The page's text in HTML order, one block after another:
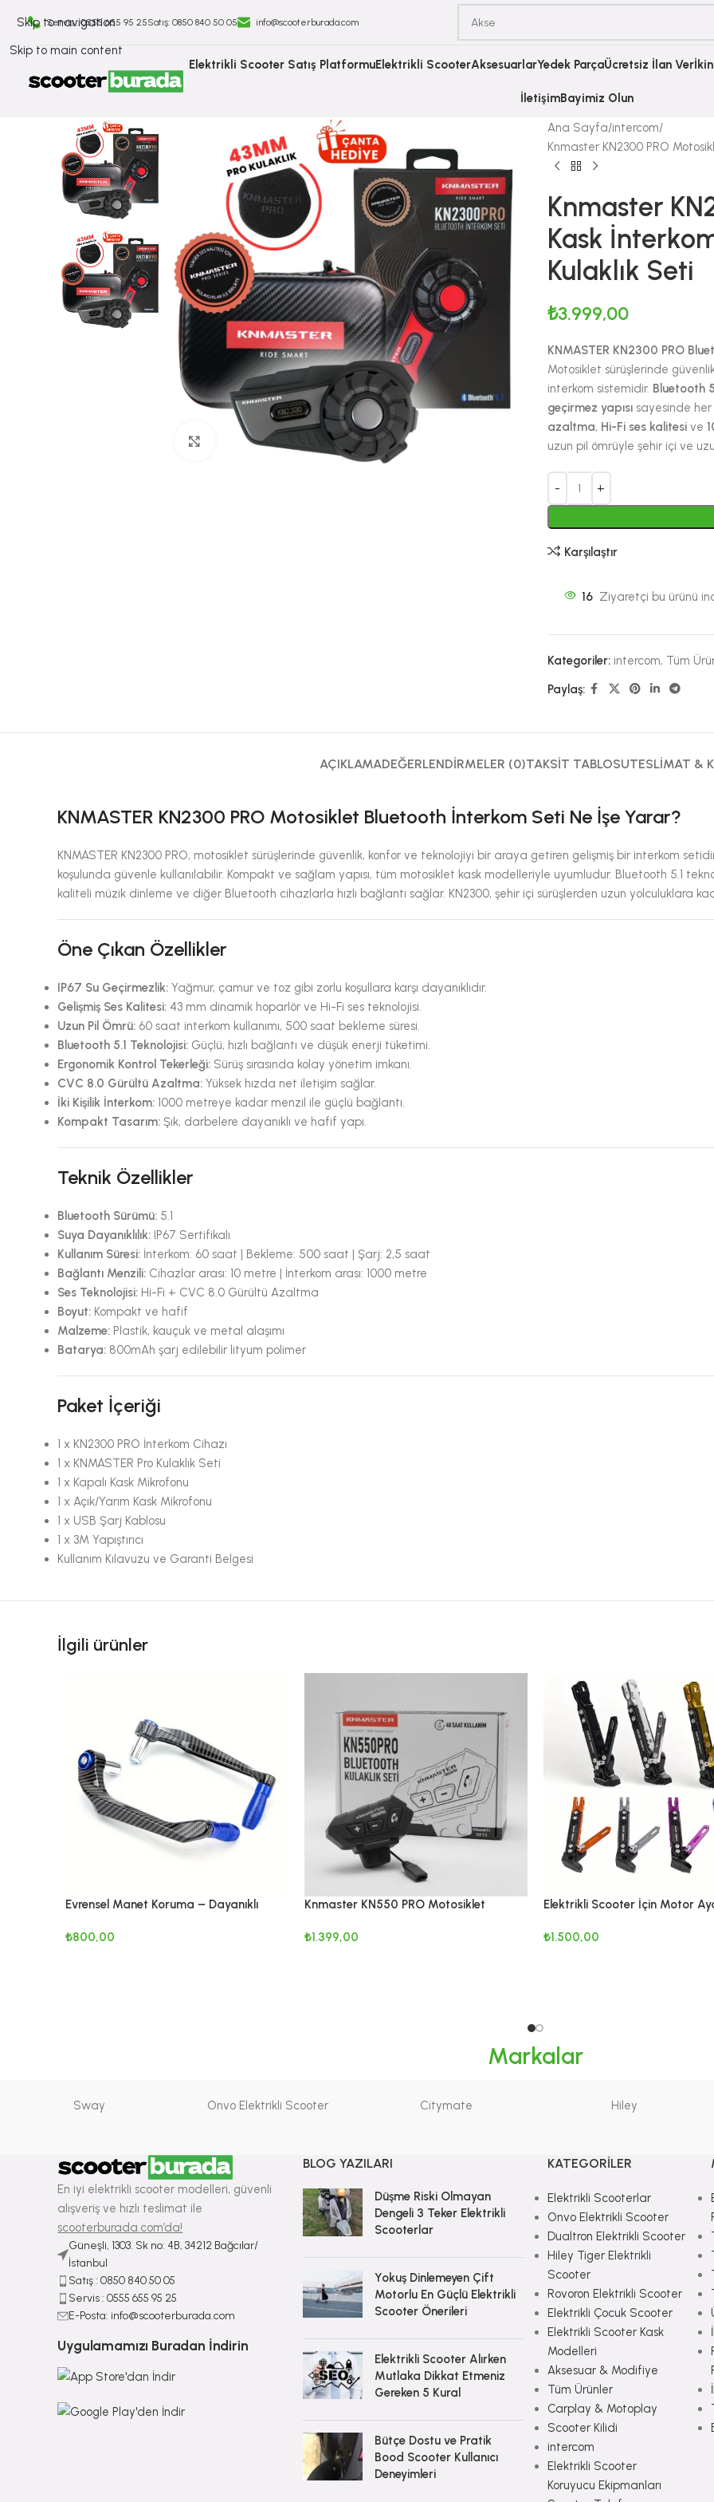
Skip to navigation
Skip to main content
Servis : 0555 655 95 25Satış: ⁠0850 840 50 05 info@scooterburada.com
Elektrikli Scooter Satış PlatformuElektrikli ScooterAksesuarlarYedek ParçaÜcretsiz İlan Ver
İletişimBayimiz Olun
Büyütmek için tıklayın
Ana Sayfa intercom
Knmaster KN2300 PRO
Knmaster
Kask
Kulaklık Seti
₺3.999,00
KNMASTER KN2300 PRO
Motosiklet sürüşlerinde
interkom sistemidir. Bluetooth
geçirmez yapısısayesinde her
azaltma, Hi-Fi ses kalitesive
uzun pil ömrüyle şehir içi ve
Karşılaştır
16 Ziyaretçi bu ürünü
Kategoriler: intercom, Tüm
Paylaş:
AÇIKLAMADEĞERLENDIRMELER (0)TAKSIT TABLOSUTESLIMAT &
KNMASTER KN2300 PRO Motosiklet Bluetooth İnterkom Seti Ne İşe Yarar?
KNMASTER KN2300 PRO, motosiklet sürüşlerinde güvenlik, konfor ve teknolojiyi bir araya getiren gelişmiş bir interkom
koşulunda güvenle kullanılabilir. Kompakt ve sağlam yapısı, tüm motosiklet kask modelleriyle uyumludur. Bluetooth 5.1
kaliteli müzik dinleme ve diğer Bluetooth cihazlarla hızlı bağlantı sağlar. KN2300, şehir içi sürüşlerden uzun yolculuklara
Öne Çıkan Özellikler
IP67 Su Geçirmezlik: Yağmur, çamur ve toz gibi zorlu koşullara karşı dayanıklıdır.
Gelişmiş Ses Kalitesi: 43 mm dinamik hoparlör ve Hi-Fi ses teknolojisi.
Uzun Pil Ömrü: 60 saat interkom kullanımı, 500 saat bekleme süresi.
Bluetooth 5.1 Teknolojisi: Güçlü, hızlı bağlantı ve düşük enerji tüketimi.
Ergonomik Kontrol Tekerleği: Sürüş sırasında kolay yönetim imkanı.
CVC 8.0 Gürültü Azaltma: Yüksek hızda net iletişim sağlar.
İki Kişilik İnterkom: 1000 metreye kadar menzil ile güçlü bağlantı.
Kompakt Tasarım: Şık, darbelere dayanıklı ve hafif yapı.
Teknik Özellikler
Bluetooth Sürümü: 5.1
Suya Dayanıklılık: IP67 Sertifikalı
Kullanım Süresi: İnterkom: 60 saat | Bekleme: 500 saat | Şarj: 2,5 saat
Bağlantı Menzili: Cihazlar arası: 10 metre | İnterkom arası: 1000 metre
Ses Teknolojisi: Hi-Fi + CVC 8.0 Gürültü Azaltma
Boyut: Kompakt ve hafif
Malzeme: Plastik, kauçuk ve metal alaşımı
Batarya: 800mAh şarj edilebilir lityum polimer
Paket İçeriği
1 x KN2300 PRO İnterkom Cihazı
1 x KNMASTER Pro Kulaklık Seti
1 x Kapalı Kask Mikrofonu
1 x Açık/Yarım Kask Mikrofonu
1 x USB Şarj Kablosu
1 x 3M Yapıştırıcı
Kullanım Kılavuzu ve Garanti Belgesi
İlgili ürünler
Evrensel Manet Koruma – Dayanıklı
₺800,00
Knmaster KN550 PRO Motosiklet
₺1.399,00
Elektrikli Scooter İçin Motor
₺1.500,00
Markalar
Sway Onvo Elektrikli Scooter Citymate Hiley
En iyi elektrikli scooter modelleri, güvenli
alışveriş ve hızlı teslimat ile
scooterburada.com’da!
Güneşli, 1303. Sk no: 4B, 34212 Bağcılar/
İstanbul
Satış : ⁠0850 840 50 05
Servis : 0555 655 95 25
E-Posta: info@scooterburada.com
Uygulamamızı Buradan İndirin
BLOG YAZILARI
Düşme Riski Olmayan
Dengeli 3 Teker Elektrikli
Scooterlar
Yokuş Dinlemeyen Çift
Motorlu En Güçlü Elektrikli
Scooter Önerileri
Elektrikli Scooter Alırken
Mutlaka Dikkat Etmeniz
Gereken 5 Kural
Bütçe Dostu ve Pratik
Bood Scooter Kullanıcı
Deneyimleri
KATEGORILER
Elektrikli Scooterlar
Onvo Elektrikli Scooter
Dualtron Elektrikli Scooter
Hiley Tiger Elektrikli
Scooter
Rovoron Elektrikli Scooter
Elektrikli Çocuk Scooter
Elektrikli Scooter Kask
Modelleri
Aksesuar & Modifiye
Tüm Ürünler
Carplay & Motoplay
Scooter Kilidi
intercom
Elektrikli Scooter
Koruyucu Ekipmanları